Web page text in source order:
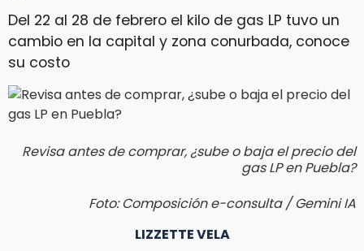
Del 22 al 28 de febrero el kilo de gas LP tuvo un
cambio en la capital y zona conurbada, conoce
su costo
Revisa antes de comprar, ¿sube o baja el precio del
gas LP en Puebla?
Foto: Composición e-consulta / Gemini IA
LIZZETTE VELA